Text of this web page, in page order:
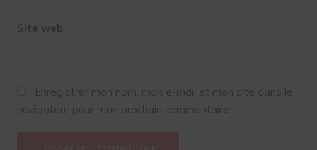
Site web
Enregistrer mon nom, mon e-mail et mon site dans le
navigateur pour mon prochain commentaire.